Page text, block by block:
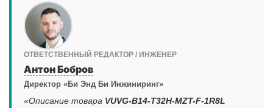
ОТВЕТСТВЕННЫЙ РЕДАКТОР / ИНЖЕНЕР
Антон Бобров
Директор «Би Энд Би Инжиниринг»
«Описание товара VUVG-B14-T32H-MZT-F-1R8L